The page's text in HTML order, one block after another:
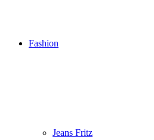
Fashion
Jeans Fritz